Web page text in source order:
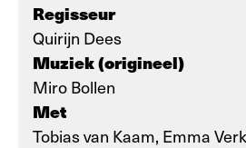
Regisseur
Quirijn Dees
Muziek (origineel)
Miro Bollen
Met
Tobias van Kaam, Emma